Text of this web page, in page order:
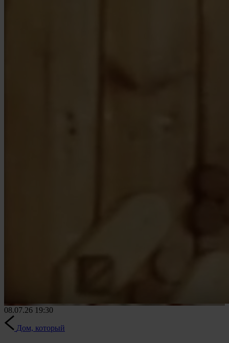
08.07.26 19:30
Дом, который